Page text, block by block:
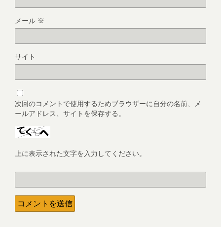
メール ※
サイト
次回のコメントで使用するためブラウザーに自分の名前、メ
ールアドレス、サイトを保存する。
上に表示された文字を入力してください。